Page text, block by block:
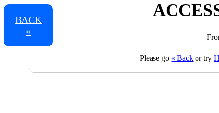
BACK
«
Please go « Back or try